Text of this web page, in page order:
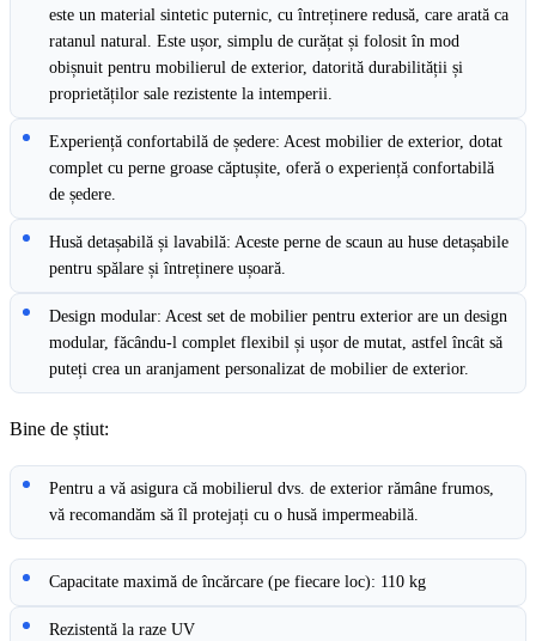
este un material sintetic puternic, cu întreținere redusă, care arată ca
ratanul natural. Este ușor, simplu de curățat și folosit în mod
obișnuit pentru mobilierul de exterior, datorită durabilității și
proprietăților sale rezistente la intemperii.
Experiență confortabilă de ședere: Acest mobilier de exterior, dotat
complet cu perne groase căptușite, oferă o experiență confortabilă
de ședere.
Husă detașabilă și lavabilă: Aceste perne de scaun au huse detașabile
pentru spălare și întreținere ușoară.
Design modular: Acest set de mobilier pentru exterior are un design
modular, făcându-l complet flexibil și ușor de mutat, astfel încât să
puteți crea un aranjament personalizat de mobilier de exterior.
Bine de știut:
Pentru a vă asigura că mobilierul dvs. de exterior rămâne frumos,
vă recomandăm să îl protejați cu o husă impermeabilă.
Capacitate maximă de încărcare (pe fiecare loc): 110 kg
Rezistentă la raze UV